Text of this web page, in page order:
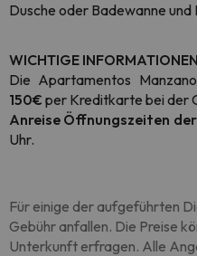
Dusche oder Badewanne
WICHTIGE INFORMATIONEN
Die Apartamentos
150€per Kreditkarte bei der
Anreise Öffnungszeiten
Uhr.
Für einige der aufgeführten
Gebühr anfallen. Die Preise
Unterkunft erfragen. Alle